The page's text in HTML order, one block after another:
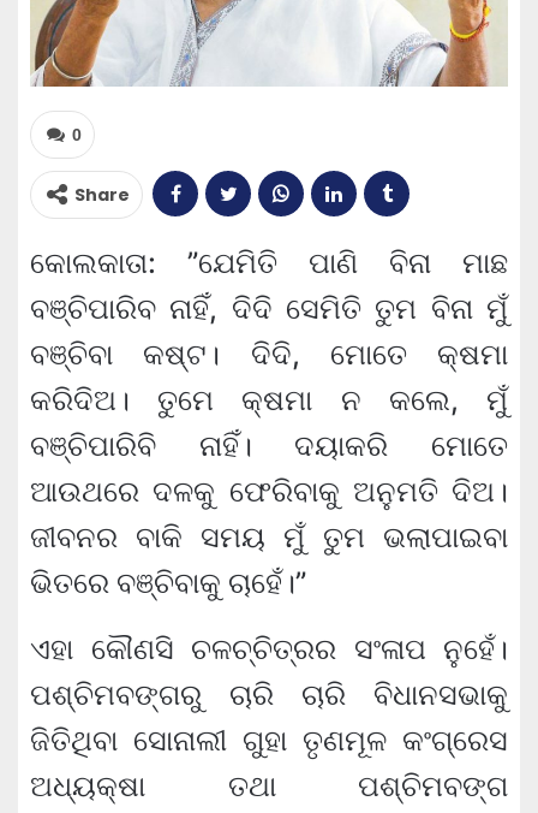
0
Share
କୋଲକାତା: ”ଯେମିତି ପାଣି ବିନା ମାଛ
ବଞ୍ଚିପାରିବ ନାହିଁ, ଦିଦି ସେମିତି ତୁମ ବିନା ମୁଁ
ବଞ୍ଚିବା କଷ୍ଟ। ଦିଦି, ମୋତେ କ୍ଷମା
କରିଦିଅ। ତୁମେ କ୍ଷମା ନ କଲେ, ମୁଁ
ବଞ୍ଚିପାରିବି ନାହିଁ। ଦୟାକରି ମୋତେ
ଆଉଥରେ ଦଳକୁ ଫେରିବାକୁ ଅନୁମତି ଦିଅ।
ଜୀବନର ବାକି ସମୟ ମୁଁ ତୁମ ଭଲାପାଇବା
ଭିତରେ ବଞ୍ଚିବାକୁ ଚାହେଁ।”
ଏହା କୌଣସି ଚଳଚ୍ଚିତ୍ରର ସଂଳାପ ନୁହେଁ।
ପଶ୍ଚିମବଙ୍ଗରୁ ଚାରି ଚାରି ବିଧାନସଭାକୁ
ଜିତିଥିବା ସୋନାଲୀ ଗୁହା ତୃଣମୂଳ କଂଗ୍ରେସ
ଅଧ୍ୟକ୍ଷା ତଥା ପଶ୍ଚିମବଙ୍ଗ